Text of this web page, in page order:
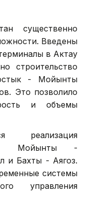
существенно
Введены
в Актау
строительство
- Мойынты
Это позволило
и объемы
реализация
Мойынты -
и Бахты - Аягоз.
системы
управления